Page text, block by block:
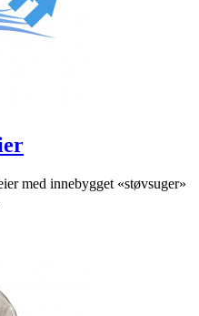
med innebygget «støvsuger»